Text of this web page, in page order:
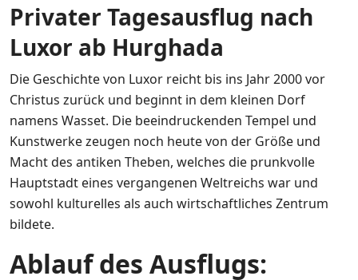
Privater Tagesausflug nach
Luxor ab Hurghada
Die Geschichte von Luxor reicht bis ins Jahr 2000 vor
Christus zurück und beginnt in dem kleinen Dorf
namens Wasset. Die beeindruckenden Tempel und
Kunstwerke zeugen noch heute von der Größe und
Macht des antiken Theben, welches die prunkvolle
Hauptstadt eines vergangenen Weltreichs war und
sowohl kulturelles als auch wirtschaftliches Zentrum
bildete.
Ablauf des Ausflugs: